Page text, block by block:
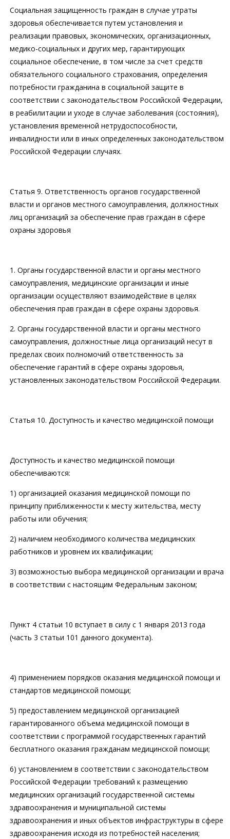
Социальная защищенность граждан в случае утраты
здоровья обеспечивается путем установления и
реализации правовых, экономических, организационных,
медико-социальных и других мер, гарантирующих
социальное обеспечение, в том числе за счет средств
обязательного социального страхования, определения
потребности гражданина в социальной защите в
соответствии с законодательством Российской Федерации,
в реабилитации и уходе в случае заболевания (состояния),
установления временной нетрудоспособности,
инвалидности или в иных определенных законодательством
Российской Федерации случаях.
Статья 9. Ответственность органов государственной
власти и органов местного самоуправления, должностных
лиц организаций за обеспечение прав граждан в сфере
охраны здоровья
1. Органы государственной власти и органы местного
самоуправления, медицинские организации и иные
организации осуществляют взаимодействие в целях
обеспечения прав граждан в сфере охраны здоровья.
2. Органы государственной власти и органы местного
самоуправления, должностные лица организаций несут в
пределах своих полномочий ответственность за
обеспечение гарантий в сфере охраны здоровья,
установленных законодательством Российской Федерации.
Статья 10. Доступность и качество медицинской помощи
Доступность и качество медицинской помощи
обеспечиваются:
1) организацией оказания медицинской помощи по
принципу приближенности к месту жительства, месту
работы или обучения;
2) наличием необходимого количества медицинских
работников и уровнем их квалификации;
3) возможностью выбора медицинской организации и врача
в соответствии с настоящим Федеральным законом;
Пункт 4 статьи 10 вступает в силу с 1 января 2013 года
(часть 3 статьи 101 данного документа).
4) применением порядков оказания медицинской помощи и
стандартов медицинской помощи;
5) предоставлением медицинской организацией
гарантированного объема медицинской помощи в
соответствии с программой государственных гарантий
бесплатного оказания гражданам медицинской помощи;
6) установлением в соответствии с законодательством
Российской Федерации требований к размещению
медицинских организаций государственной системы
здравоохранения и муниципальной системы
здравоохранения и иных объектов инфраструктуры в сфере
здравоохранения исходя из потребностей населения;